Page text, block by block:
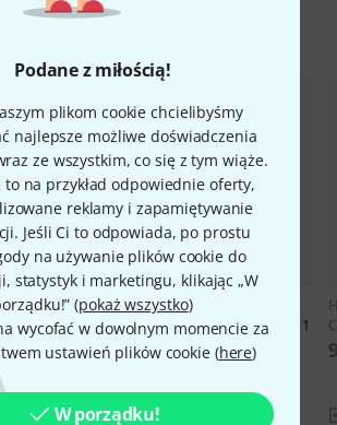
Podane z miłością!
plikom cookie chcielibyśmy
najlepsze możliwe doświadczenia
ze wszystkim, co się z tym wiąże.
na przykład odpowiednie oferty,
reklamy i zapamiętywanie
Jeśli Ci to odpowiada, po prostu
na używanie plików cookie do
statystyk i marketingu, klikając „W
(pokaż wszystko)
wycofać w dowolnym momencie za
ustawień plików cookie (here)
W porządku!
Team 1
Horst Rapp VerlagBläser-Team 1
A-Sax
94 zł
porównaj